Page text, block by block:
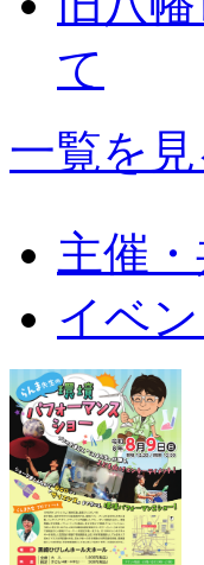
て
一覧を見
主催
イベ